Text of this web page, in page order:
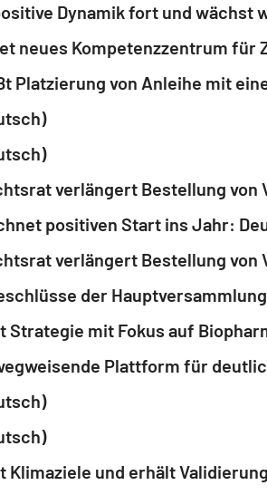
Dynamik fort und wächst
neues Kompetenzzentrum
Platzierung von Anleihe mit
verlängert Bestellung
positiven Start ins Jahr:
verlängert Bestellung von
der
Strategie mit Fokus auf
Plattform für
Klimaziele und erhält